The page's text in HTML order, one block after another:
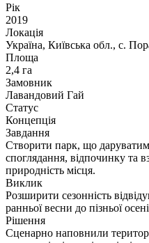
Рік
2019
Локація
Україна, Київська обл., с.
Площа
2,4 га
Замовник
Лавандовий Гай
Статус
Концепція
Завдання
Створити парк, що
споглядання, відпочинку та
природність місця.
Виклик
Розширити сезонність
ранньої весни до пізньої
Рішення
Сценарно наповнили